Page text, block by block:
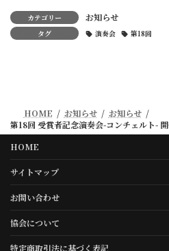
カテゴリー お知らせ
タグ 演奏会 第18回
HOME お知らせ
お知らせ
第18回 受賞者記念演奏会-コンチェルト-
HOME
サイトマップ
お問い合わせ
協会について
特定商取引法に基づく表記